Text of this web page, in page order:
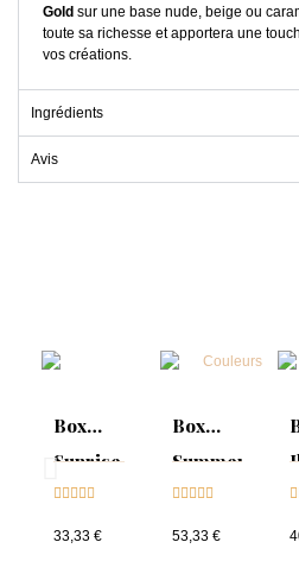
Gold sur une base nude, beige ou
toute sa richesse et apportera une
vos créations.
Ingrédients
Avis
Box
Sunrise
Collection
& Tips

33,33 €
Box
Summer
Mood :
ON

53,33 €
